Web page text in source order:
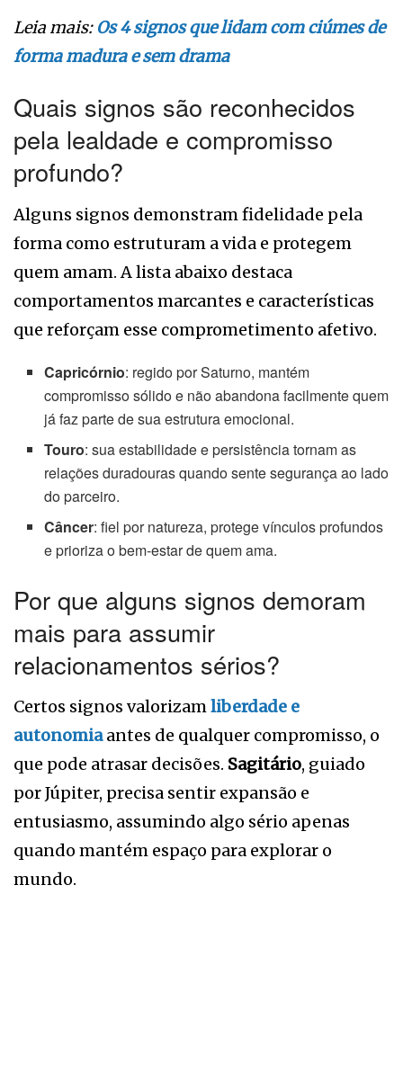
Leia mais: Os 4 signos que lidam com ciúmes de
forma madura e sem drama
Quais signos são reconhecidos
pela lealdade e compromisso
profundo?
Alguns signos demonstram fidelidade pela
forma como estruturam a vida e protegem
quem amam. A lista abaixo destaca
comportamentos marcantes e características
que reforçam esse comprometimento afetivo.
Capricórnio: regido por Saturno, mantém
compromisso sólido e não abandona facilmente quem
já faz parte de sua estrutura emocional.
Touro: sua estabilidade e persistência tornam as
relações duradouras quando sente segurança ao lado
do parceiro.
Câncer: fiel por natureza, protege vínculos profundos
e prioriza o bem-estar de quem ama.
Por que alguns signos demoram
mais para assumir
relacionamentos sérios?
Certos signos valorizamliberdade e
autonomiaantes de qualquer compromisso, o
que pode atrasar decisões. Sagitário, guiado
por Júpiter, precisa sentir expansão e
entusiasmo, assumindo algo sério apenas
quando mantém espaço para explorar o
mundo.